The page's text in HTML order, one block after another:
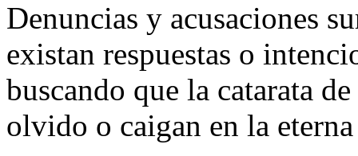
Denuncias y acusaciones
existan respuestas o
buscando que la catarata
olvido o caigan en la